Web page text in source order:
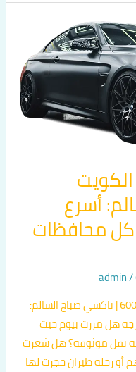
أسرع
في كل محافظات
/
admin
تاكسي خدمة سريعة الكويت 📞 60036648 | تاكسي صباح السالم:
هل مررت بيوم حيث
نقل موثوقة؟ هل شعرت
رحلة طيران حجزت لها